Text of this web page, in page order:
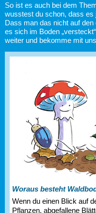
So ist es auch bei dem
wusstest du schon, dass es
Dass man das nicht auf
es sich im Boden
weiter und bekomme mit
Woraus besteht
Wenn du einen Blick auf
Pflanzen, abgefallene